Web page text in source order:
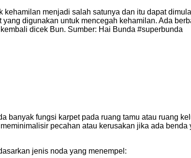
menjadi salah satunya dan itu dapat
digunakan untuk mencegah kehamilan. Ada
dicek Bun. Sumber: Hai Bunda #superbunda
banyak fungsi karpet pada ruang tamu atau ruang
pecahan atau kerusakan jika ada
jenis noda yang menempel: